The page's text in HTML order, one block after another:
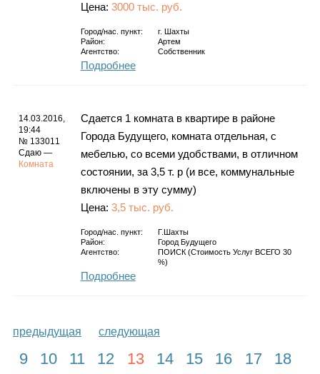
Цена: 3000 тыс. руб.
Город/нас. пункт: г.
Шахты
Район:
Артем
Агентство:
Собственник
Подробнее
14.03.2016,
19:44
№ 133011
Сдаю —
Комната
Сдается 1 комната в квартире в районе
Города Будущего, комната отдельная, с
мебелью, со всеми удобствами, в отличном
состоянии, за 3,5 т. р (и все, коммунальные
включены в эту сумму)
Цена: 3,5 тыс. руб.
Город/нас. пункт:
Г.Шахты
Район:
Город Будущего
Агентство:
ПОИСК (стоимость Услуг ВСЕГО 30
%)
Подробнее
предыдущая следующая
9 10 11 12 13 14 15 16 17 18